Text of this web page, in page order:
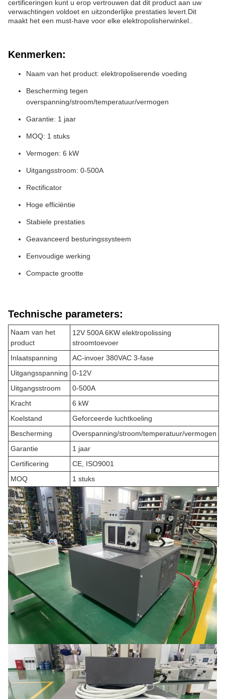
certificeringen kunt u erop vertrouwen dat dit product aan uw
verwachtingen voldoet en uitzonderlijke prestaties levert.Dit
maakt het een must-have voor elke elektropolisherwinkel..
Kenmerken:
Naam van het product: elektropoliserende voeding
Bescherming tegen
overspanning/stroom/temperatuur/vermogen
Garantie: 1 jaar
MOQ: 1 stuks
Vermogen: 6 kW
Uitgangsstroom: 0-500A
Rectificator
Hoge efficiëntie
Stabiele prestaties
Geavanceerd besturingssysteem
Eenvoudige werking
Compacte grootte
Technische parameters:
Naam van het
product
12V 500A 6KW elektropolissing
stroomtoevoer
Inlaatspanning
AC-invoer 380VAC 3-fase
Uitgangsspanning
0-12V
Uitgangsstroom
0-500A
Kracht
6 kW
Koelstand
Geforceerde luchtkoeling
Bescherming
Overspanning/stroom/temperatuur/vermogen
Garantie
1 jaar
Certificering
CE, ISO9001
MOQ
1 stuks